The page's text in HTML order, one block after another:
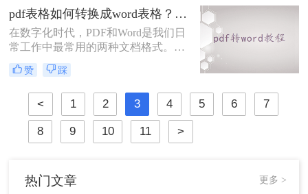
化，这时就需要将其转换为
Word（.doc或.docx）格式。Word文档
提供了丰富的编辑功能和灵活性，使
得内容的修改和再利用变得更加容
易。那么pdf怎么转换成word呢？本文
将介绍几种常见的PDF转Word的方
法。
pdf表格如何转换成word表格？三种简单高效的方法！
在数字化时代，PDF和Word是我们日
常工作中最常用的两种文档格式。然
而，它们之间的转换并不总是那么简
单。特别是当我们需要将PDF中的表
格导入到Word中时，往往需要花费大
量时间和精力。那么pdf表格如何转换
成word表格呢？本文将详细介绍三种
将PDF表格转换为Word表格的方法，
赞 踩
< 1 2 3 4 5 6 7
8 9 10 11 >
热门文章 更多 >